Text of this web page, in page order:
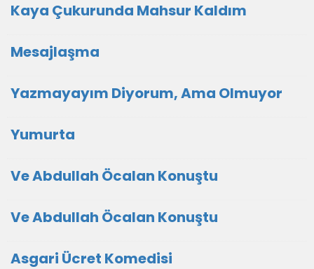
Kaya Çukurunda Mahsur Kaldım
Mesajlaşma
Yazmayayım Diyorum, Ama Olmuyor
Yumurta
Ve Abdullah Öcalan Konuştu
Ve Abdullah Öcalan Konuştu
Asgari Ücret Komedisi